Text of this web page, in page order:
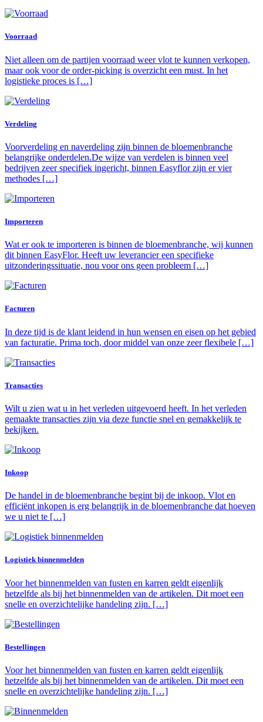
Voorraad
Niet alleen om de partijen voorraad weer vlot te kunnen verkopen,
maar ook voor de order-picking is overzicht een must. In het
logistieke proces is […]
Verdeling
Voorverdeling en naverdeling zijn binnen de bloemenbranche
belangrijke onderdelen.De wijze van verdelen is binnen veel
bedrijven zeer specifiek ingericht, binnen Easyflor zijn er vier
methodes […]
Importeren
Wat er ook te importeren is binnen de bloemenbranche, wij kunnen
dit binnen EasyFlor. Heeft uw leverancier een specifieke
uitzonderingssituatie, nou voor ons geen probleem […]
Facturen
In deze tijd is de klant leidend in hun wensen en eisen op het gebied
van facturatie. Prima toch, door middel van onze zeer flexibele […]
Transacties
Wilt u zien wat u in het verleden uitgevoerd heeft. In het verleden
gemaakte transacties zijn via deze functie snel en gemakkelijk te
bekijken.
Inkoop
De handel in de bloemenbranche begint bij de inkoop. Vlot en
efficiënt inkopen is erg belangrijk in de bloemenbranche dat hoeven
we u niet te […]
Logistiek binnenmelden
Voor het binnenmelden van fusten en karren geldt eigenlijk
hetzelfde als bij het binnenmelden van de artikelen. Dit moet een
snelle en overzichtelijke handeling zijn. […]
Bestellingen
Voor het binnenmelden van fusten en karren geldt eigenlijk
hetzelfde als bij het binnenmelden van de artikelen. Dit moet een
snelle en overzichtelijke handeling zijn. […]